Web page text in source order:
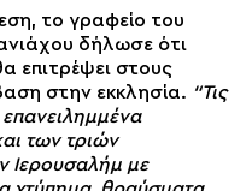
το γραφείο του
δήλωσε ότι
επιτρέψει στους
στην εκκλησία. “Τις
επανειλημμένα
των τριών
Ιερουσαλήμ με